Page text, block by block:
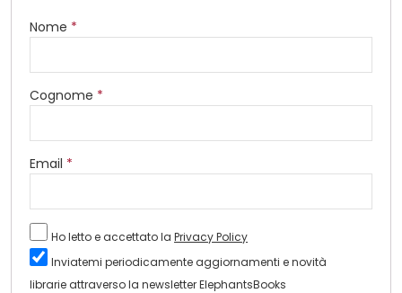
Nome *
Cognome *
Email *
Ho letto e accettato la Privacy Policy
Inviatemi periodicamente aggiornamenti e novità
librarie attraverso la newsletter ElephantsBooks